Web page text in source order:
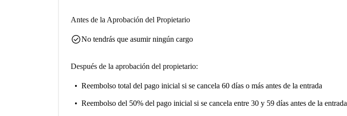
Antes de la Aprobación del Propietario
check_circleNo tendrás que asumir ningún cargo
Después de la aprobación del propietario:
Reembolso total del pago inicial si se cancela 60 días o más antes de la entrada
Reembolso del 50% del pago inicial si se cancela entre 30 y 59 días antes de la entrada